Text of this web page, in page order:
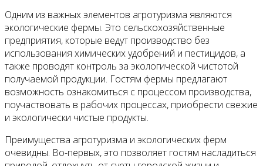
Одним из важных элементов агротуризма являются
экологические фермы. Это сельскохозяйственные
предприятия, которые ведут производство без
использования химических удобрений и пестицидов, а
также проводят контроль за экологической чистотой
получаемой продукции. Гостям фермы предлагают
возможность ознакомиться с процессом производства,
поучаствовать в рабочих процессах, приобрести свежие
и экологически чистые продукты.
Преимущества агротуризма и экологических ферм
очевидны. Во-первых, это позволяет гостям насладиться